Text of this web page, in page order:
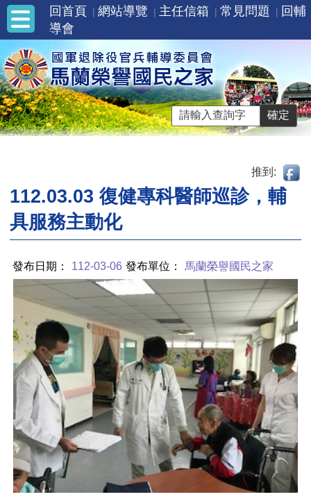
回首頁 網站導覽 主任信箱 常見問題
回輔
導會
推到:
112.03.03 復健專科醫師巡診，輔
具服務主動化
發布日期： 112-03-06 發布單位： 馬蘭榮譽國民之家